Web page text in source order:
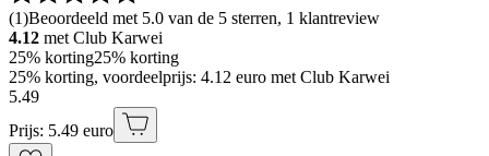
(1)Beoordeeld met 5.0 van de 5 sterren, 1 klantreview
4.12 met Club Karwei
25% korting25% korting
25% korting, voordeelprijs: 4.12 euro met Club Karwei
5.49
Prijs: 5.49 euro